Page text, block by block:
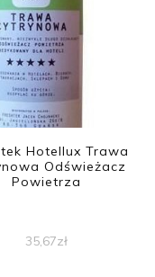
Hotellux Trawa
Odświeżacz
Powietrza
35,67zł